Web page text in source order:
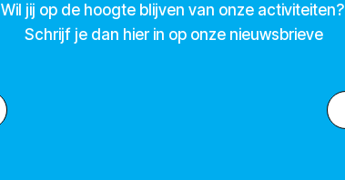
Wil jij op de hoogte blijven van onze activiteiten?
Schrijf je dan hier in op onze nieuwsbrieve